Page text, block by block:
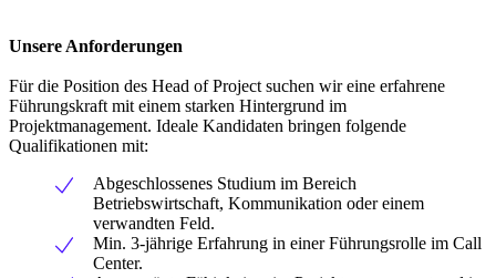
Unsere Anforderungen
Für die Position des Head of Project suchen wir eine erfahrene
Führungskraft mit einem starken Hintergrund im
Projektmanagement. Ideale Kandidaten bringen folgende
Qualifikationen mit:
Abgeschlossenes Studium im Bereich
Betriebswirtschaft, Kommunikation oder einem
verwandten Feld.
Min. 3-jährige Erfahrung in einer Führungsrolle im Call
Center.